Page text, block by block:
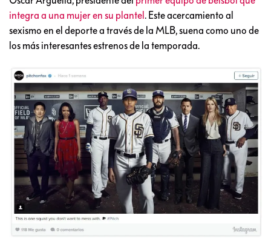
integra a una mujer en su plantel . Este acercamiento al
sexismo en el deporte a través de la MLB, suena como uno de
los más interesantes estrenos de la temporada.